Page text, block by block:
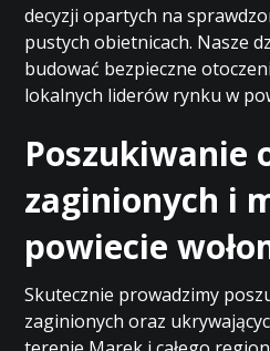
decyzji opartych na
pustych obietnicach. Nasze
budować bezpieczne
lokalnych liderów rynku w
Poszukiwanie
zaginionych i
powiecie
Skutecznie prowadzimy
zaginionych oraz